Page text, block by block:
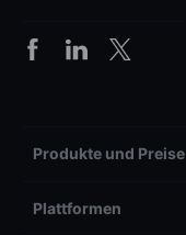
Produkte und Preise
Plattformen